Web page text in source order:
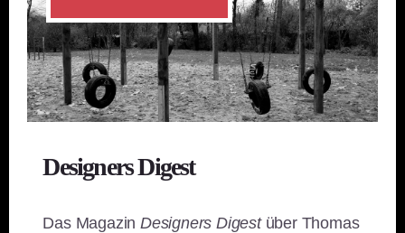
Designers Digest
Das MagazinDesigners Digestüber Thomas